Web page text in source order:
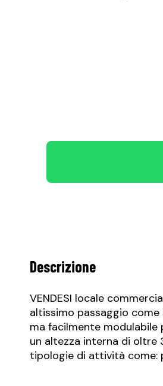
Descrizione
VENDESI locale
altissimo passaggio
ma facilmente
un altezza interna di oltre
tipologie di attività come: